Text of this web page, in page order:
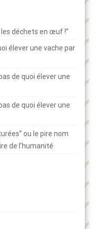
déchets en œuf !”
élever une vache par
de quoi élever une
de quoi élever une
ou le pire nom
de l’humanité